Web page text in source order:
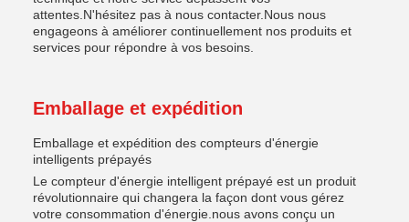
attentes.N'hésitez pas à nous contacter.Nous nous
engageons à améliorer continuellement nos produits et
services pour répondre à vos besoins.
Emballage et expédition
Emballage et expédition des compteurs d'énergie
intelligents prépayés
Le compteur d'énergie intelligent prépayé est un produit
révolutionnaire qui changera la façon dont vous gérez
votre consommation d'énergie.nous avons conçu un